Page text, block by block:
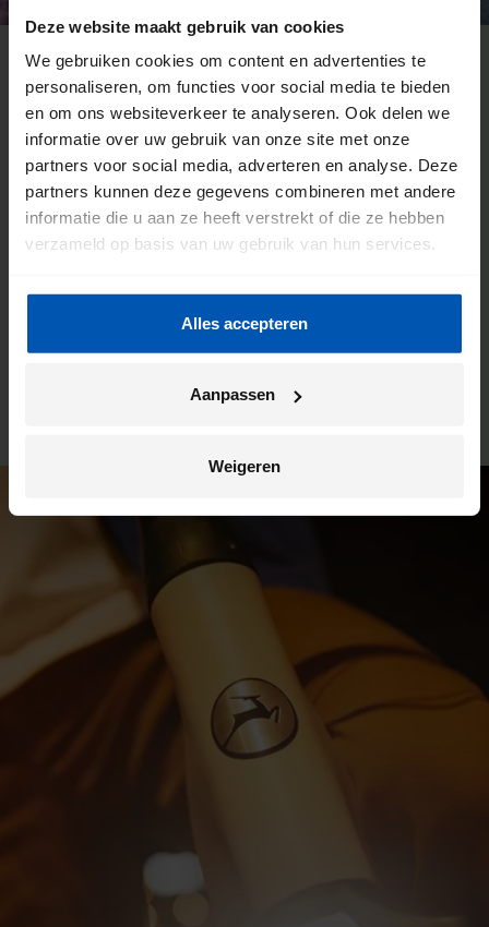
Deze website maakt gebruik van cookies
We gebruiken cookies om content en advertenties te
personaliseren, om functies voor social media te bieden
en om ons websiteverkeer te analyseren. Ook delen we
informatie over uw gebruik van onze site met onze
partners voor social media, adverteren en analyse. Deze
partners kunnen deze gegevens combineren met andere
informatie die u aan ze heeft verstrekt of die ze hebben
verzameld op basis van uw gebruik van hun services.
Alles accepteren
Aanpassen
Weigeren
De voordelen van een Gazelle
fietsenwinkel
We willen dat jij de meeste kilometers uit jouw fiets haalt.
Daarom werken we intensief samen met onze fietsenwinkels.
Je kunt hier altijd terecht voor advies, maar dit is ook de plek
tijd toe aan een onderhoudsbeurt? Ook dan kun je weer bij
deze winkel terecht. Zo heb je altijd een vast en vertrouwd